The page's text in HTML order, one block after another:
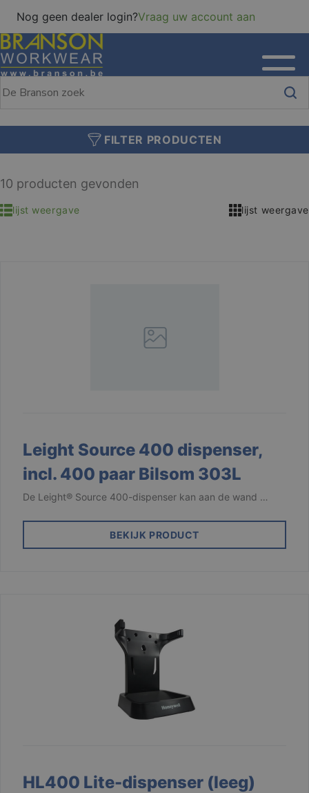
Nog geen dealer login?Vraag uw account aan
FILTER PRODUCTEN
10 producten gevonden
lijst weergave lijst weergave
Leight Source 400 dispenser,
incl. 400 paar Bilsom 303L
De Leight® Source 400-dispenser kan aan de wand …
BEKIJK PRODUCT
HL400 Lite-dispenser (leeg)